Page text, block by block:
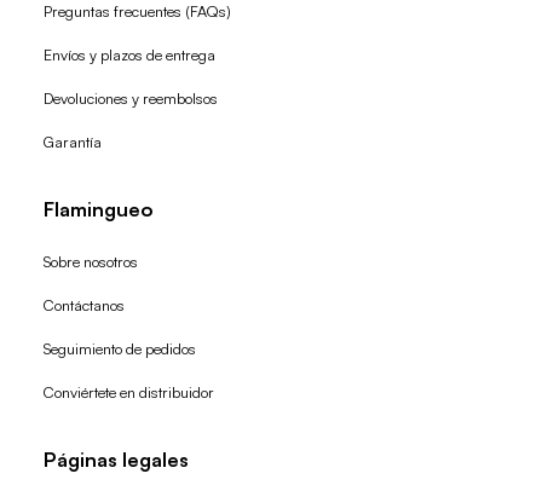
Preguntas frecuentes (FAQs)
Envíos y plazos de entrega
Devoluciones y reembolsos
Garantía
Flamingueo
Sobre nosotros
Contáctanos
Seguimiento de pedidos
Conviértete en distribuidor
Páginas legales